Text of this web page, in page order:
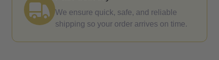
We ensure quick, safe, and reliable
shipping so your order arrives on time.